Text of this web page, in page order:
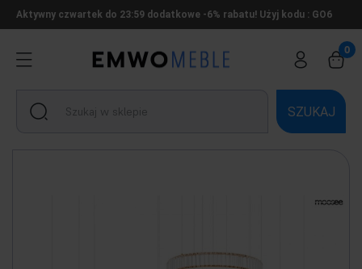
Aktywny czwartek do 23:59 dodatkowe -6% rabatu! Użyj kodu : GO6
SZUKAJ